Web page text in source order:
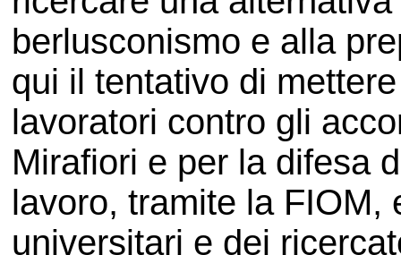
berlusconismo e alla
qui il tentativo di
lavoratori contro gli
Mirafiori e per la difesa
lavoro, tramite la FIOM,
universitari e dei